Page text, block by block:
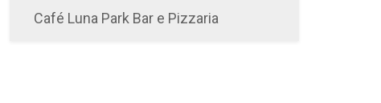
Café Luna Park Bar e Pizzaria